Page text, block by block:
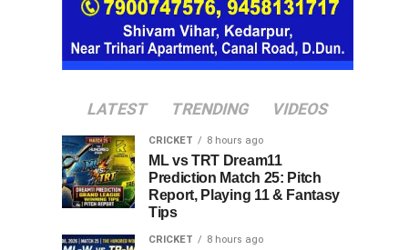
LATEST TRENDING VIDEOS
CRICKET 8 hours ago
ML vs TRT Dream11
Prediction Match 25: Pitch
Report, Playing 11 & Fantasy
Tips
CRICKET 8 hours ago